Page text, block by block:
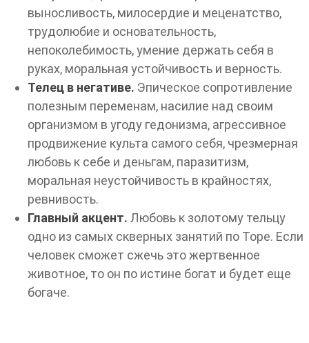
выносливость, милосердие и меценатство,
трудолюбие и основательность,
непоколебимость, умение держать себя в
руках, моральная устойчивость и верность.
Телец в негативе. Эпическое сопротивление
полезным переменам, насилие над своим
организмом в угоду гедонизма, агрессивное
продвижение культа самого себя, чрезмерная
любовь к себе и деньгам, паразитизм,
моральная неустойчивость в крайностях,
ревнивость.
Главный акцент. Любовь к золотому тельцу
одно из самых скверных занятий по Торе. Если
человек сможет сжечь это жертвенное
животное, то он по истине богат и будет еще
богаче.